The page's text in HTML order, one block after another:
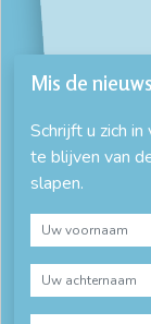
Mis de
Schrijft u zich
te blijven van
slapen.